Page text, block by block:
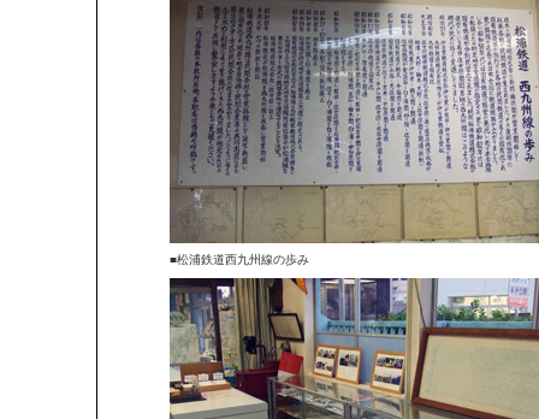
■松浦鉄道西九州線の歩み